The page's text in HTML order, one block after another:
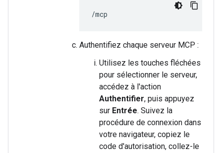
Authentifiez chaque serveur MCP :
Utilisez les touches fléchées
pour sélectionner le serveur,
accédez à l'action
Authentifier, puis appuyez
sur Entrée. Suivez la
procédure de connexion dans
votre navigateur, copiez le
code d'autorisation, collez-le